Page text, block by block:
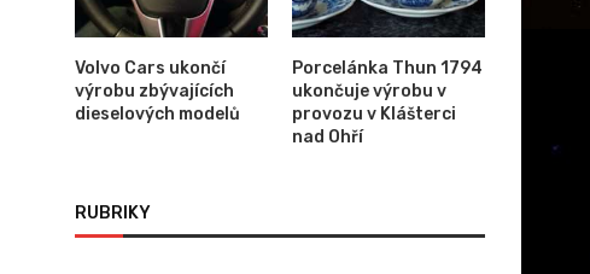
Volvo Cars ukončí
výrobu zbývajících
dieselových modelů
Porcelánka Thun 1794
ukončuje výrobu v
provozu v Klášterci
nad Ohří
RUBRIKY